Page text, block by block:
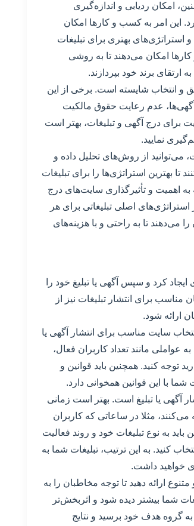
امکان ردیابی و اندازه‌گیری
این امر به کسب و کارها امکان
استراتژی‌های بهتری برای تبلیغات
امکان می‌دهند تا به روشی
ارتقای برند خود بپردازند.
و انتخاب شایسته است. برخی از این
عدم رعایت حقوق مالکیت
برای درج آگهی و تبلیغات، بهتر است
نمایید.
می‌توانید از روش‌های تحلیل داده و
تا بهترین استراتژی‌ها را برای تبلیغات
اهمیت و تأثیرگذاری سایت‌های درج
استراتژی‌های اصلی تبلیغاتی برای هر
تا به راحتی و با هزینه‌های
کرد و سپس آگهی یا تبلیغ خود را
برای انتشار تبلیغات نیز از
ارائه شود.
سایت مناسب برای انتشار آگهی یا
عواملی مانند تعداد کاربران فعال،
توجه کنید. همچنین باید قوانین و
با این قوانین همخوانی دارد.
آگهی یا تبلیغ است. بهتر است زمانی
مثلا در ساعاتی که کاربران
به نوع تبلیغات خود و روند فعالیت
کنید. به این ترتیب، تبلیغات شما به
خواهید داشت.
ارائه دهید تا توجه مخاطبان را به
شما بیشتر دیده شود و اثربخش‌تر
به گروه هدف خود برسید و نتایج